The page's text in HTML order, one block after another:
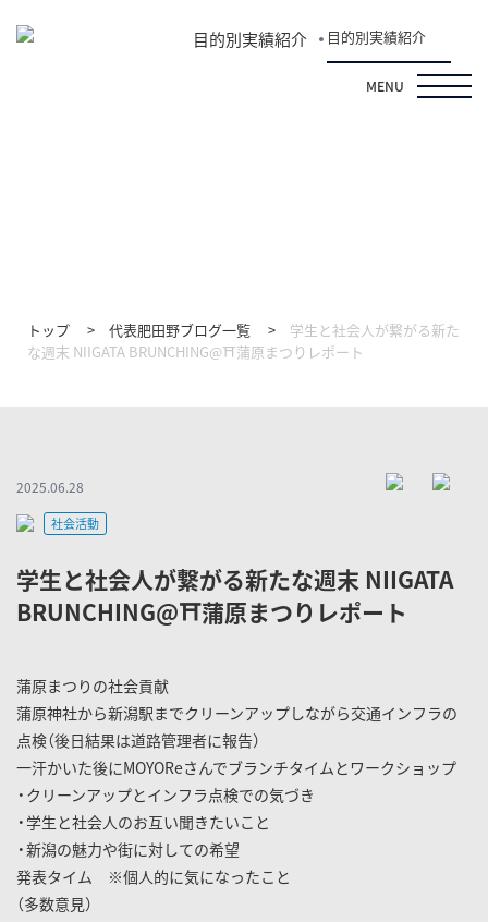
目的別実績紹介 目的別実績紹介
MENU
トップ 代表肥田野ブログ一覧
学生と社会人が繋がる新た
な週末 NIIGATA BRUNCHING@⛩️蒲原まつりレポート
2025.06.28
社会活動
学生と社会人が繋がる新たな週末 NIIGATA
BRUNCHING@⛩️蒲原まつりレポート
蒲原まつりの社会貢献
蒲原神社から新潟駅までクリーンアップしながら交通インフラの
点検（後日結果は道路管理者に報告）
一汗かいた後にMOYOReさんでブランチタイムとワークショップ
・クリーンアップとインフラ点検での気づき
・学生と社会人のお互い聞きたいこと
・新潟の魅力や街に対しての希望
発表タイム ※個人的に気になったこと
（多数意見）